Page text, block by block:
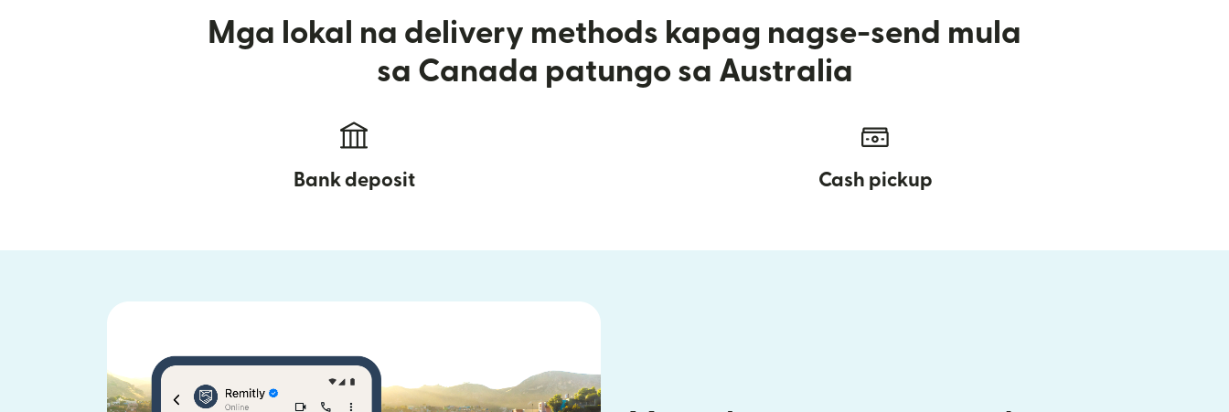
Mga lokal na delivery methods kapag nagse-send mula
sa Canada patungo sa Australia
Bank deposit Cash pickup